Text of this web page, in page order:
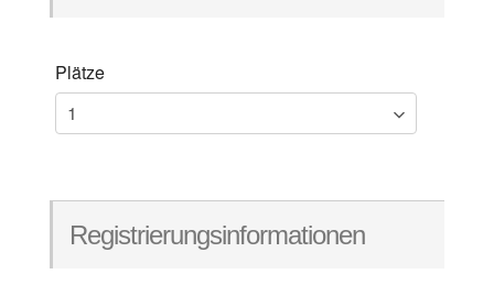
Plätze
Registrierungsinformationen